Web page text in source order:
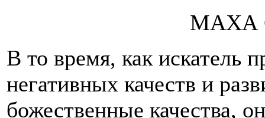
МАХА
В то время, как искатель
негативных качеств и
божественные качества,